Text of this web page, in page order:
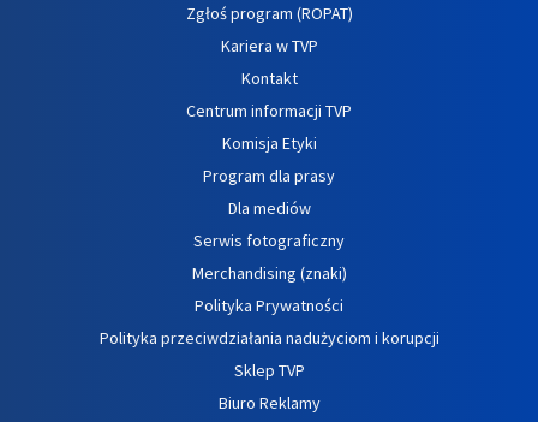
Zgłoś program (ROPAT)
Kariera w TVP
Kontakt
Centrum informacji TVP
Komisja Etyki
Program dla prasy
Dla mediów
Serwis fotograficzny
Merchandising (znaki)
Polityka Prywatności
Polityka przeciwdziałania nadużyciom i korupcji
Sklep TVP
Biuro Reklamy